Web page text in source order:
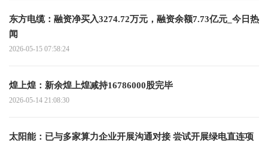
东方电缆：融资净买入3274.72万元，融资余额7.73亿元_今日热
闻
2026-05-15 07:58:24
煌上煌：新余煌上煌减持16786000股完毕
2026-05-14 21:08:30
太阳能：已与多家算力企业开展沟通对接 尝试开展绿电直连项